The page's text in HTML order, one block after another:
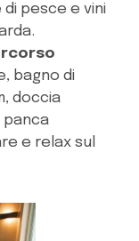
pesce e vini
bagno di
doccia
panca
e relax sul